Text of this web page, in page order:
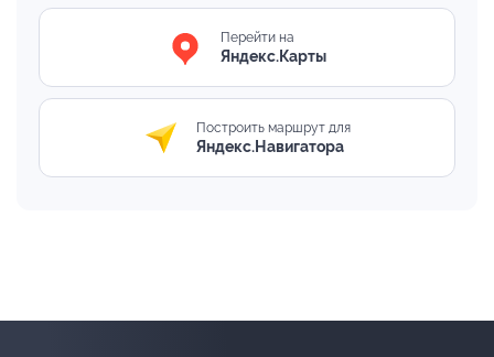
Перейти на
Яндекс.Карты
Построить маршрут для
Яндекс.Навигатора